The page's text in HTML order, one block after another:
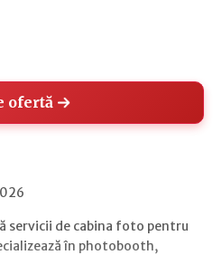
ofertă
servicii de cabina foto pentru
în photobooth,